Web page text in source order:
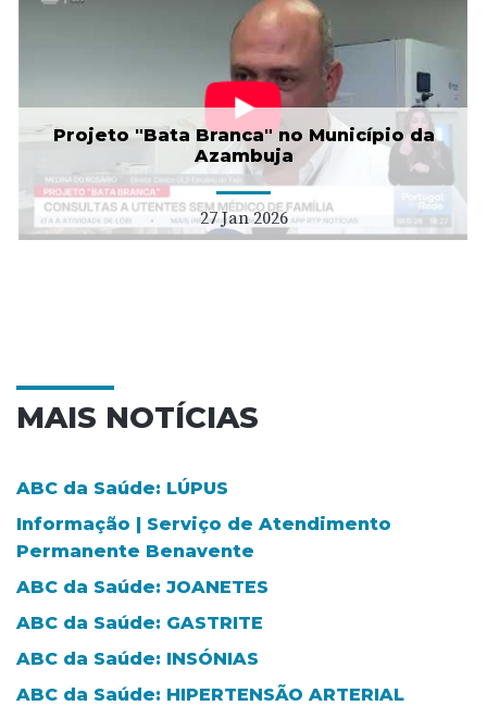
Projeto "Bata Branca" no Município da
Azambuja
27 Jan 2026
MAIS NOTÍCIAS
ABC da Saúde: LÚPUS
Informação | Serviço de Atendimento
Permanente Benavente
ABC da Saúde: JOANETES
ABC da Saúde: GASTRITE
ABC da Saúde: INSÓNIAS
ABC da Saúde: HIPERTENSÃO ARTERIAL